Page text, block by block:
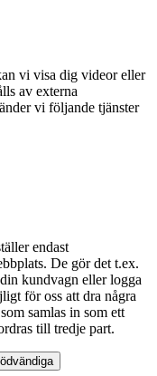
vi visa dig videor eller
av externa
vi följande tjänster
endast
De gör det t.ex.
kundvagn eller logga
för oss att dra några
samlas in som ett
till tredje part.